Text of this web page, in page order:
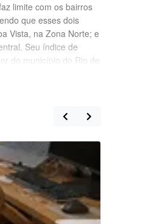
limite com os bairros
que esses dois
Vista, na Zona Norte; e
Seu índice de
do município do Rio de